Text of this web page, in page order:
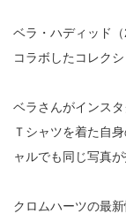
ベラ・ハディッド
コラボしたコレク
ベラさんがインス
Ｔシャツを着た自
ャルでも同じ写真
クロムハーツの最